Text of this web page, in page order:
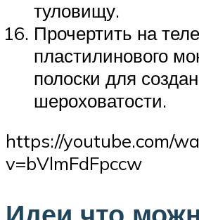
туловищу.
Прочертить на теле
пластилинового
полоски для
шероховатости.
https://youtube.com/
v=bVlmFdFpccw